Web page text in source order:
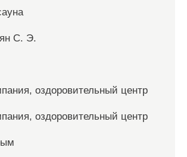
С. Э.
оздоровительный центр
оздоровительный центр